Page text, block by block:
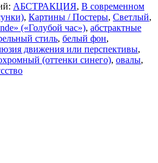
АБСТРАКЦИЯ, В современном
, Картины / Постеры, Светлый,
(«Голубой час»), абстрактные
стиль, белый фон,
движения или перспективы,
(оттенки синего), овалы,